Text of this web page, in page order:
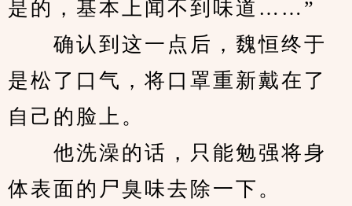
是的，基本上闻不到味道……”
确认到这一点后，魏恒终于
是松了口气，将口罩重新戴在了
自己的脸上。
他洗澡的话，只能勉强将身
体表面的尸臭味去除一下。